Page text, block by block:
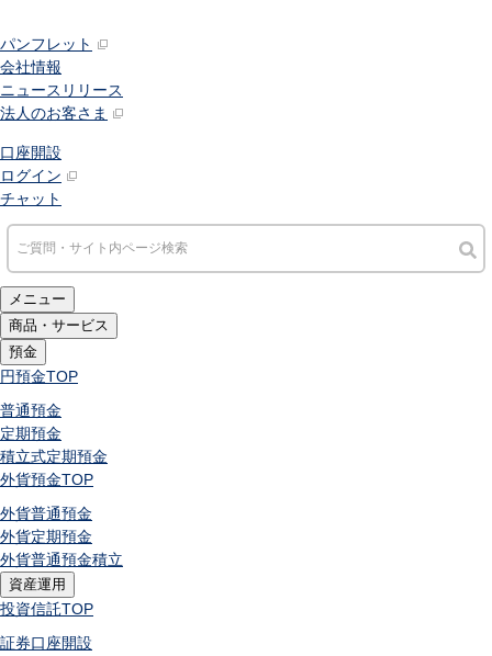
パンフレット
会社情報
ニュースリリース
法人のお客さま
口座開設
ログイン
チャット
メニュー
商品・サービス
預金
円預金TOP
普通預金
定期預金
積立式定期預金
外貨預金TOP
外貨普通預金
外貨定期預金
外貨普通預金積立
資産運用
投資信託TOP
証券口座開設